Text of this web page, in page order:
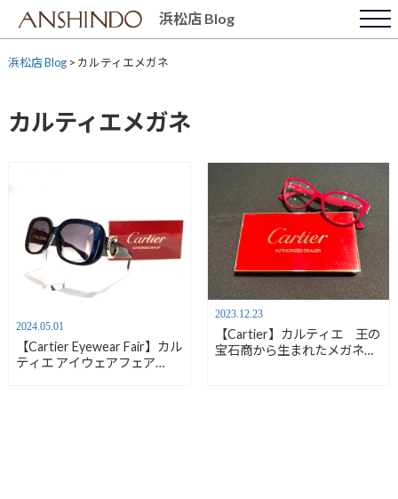
content
浜松店 Blog
浜松店 Blog> カルティエメガネ
カルティエメガネ
2024.05.01
【Cartier Eyewear Fair】カル
ティエ アイウェアフェア
2023.12.23
【Cartier】カルティエ 王の
宝石商から生まれたメガネ